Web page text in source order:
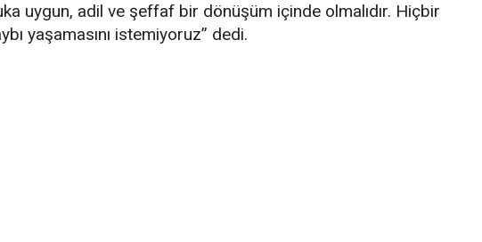
uygun, adil ve şeffaf bir dönüşüm içinde olmalıdır. Hiçbir
yaşamasını istemiyoruz” dedi.